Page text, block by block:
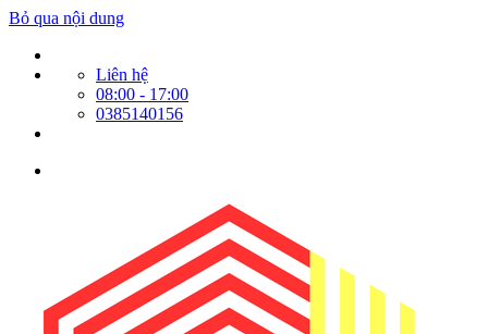
Bỏ qua nội dung
Liên hệ
08:00 - 17:00
0385140156